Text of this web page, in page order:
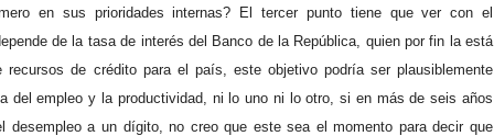
en sus prioridades internas? El tercer punto tiene que ver con el
de la tasa de interés del Banco de la República, quien por fin la está
recursos de crédito para el país, este objetivo podría ser plausiblemente
del empleo y la productividad, ni lo uno ni lo otro, si en más de seis años
desempleo a un dígito, no creo que este sea el momento para decir que